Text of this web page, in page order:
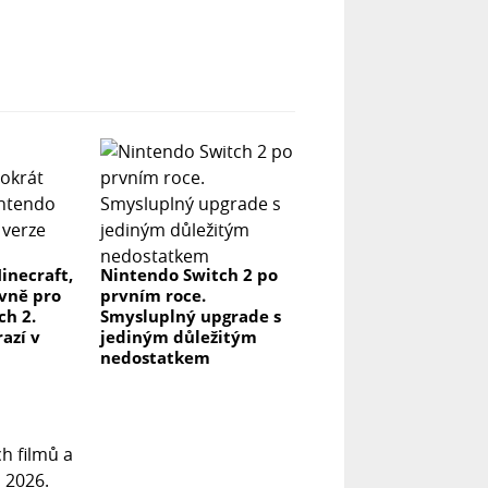
pro
2.
v
Nintendo Switch 2 po
prvním roce.
Smysluplný upgrade s
jediným důležitým
nedostatkem